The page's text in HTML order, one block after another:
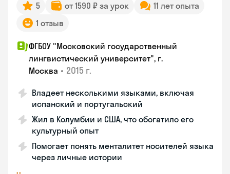
5 от 1590 ₽ за урок
11 лет опыта
1 отзыв
ФГБОУ "Московский государственный
лингвистический университет", г.
Москва • 2015 г.
Владеет несколькими языками, включая
испанский и португальский
Жил в Колумбии и США, что обогатило его
культурный опыт
Помогает понять менталитет носителей языка
через личные истории